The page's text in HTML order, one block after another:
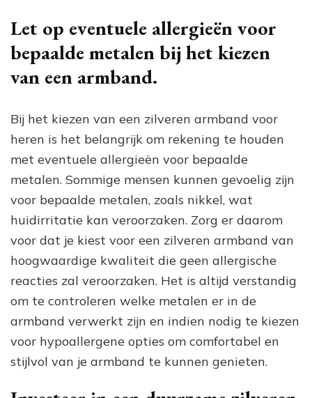
Let op eventuele allergieën voor
bepaalde metalen bij het kiezen
van een armband.
Bij het kiezen van een zilveren armband voor
heren is het belangrijk om rekening te houden
met eventuele allergieën voor bepaalde
metalen. Sommige mensen kunnen gevoelig zijn
voor bepaalde metalen, zoals nikkel, wat
huidirritatie kan veroorzaken. Zorg er daarom
voor dat je kiest voor een zilveren armband van
hoogwaardige kwaliteit die geen allergische
reacties zal veroorzaken. Het is altijd verstandig
om te controleren welke metalen er in de
armband verwerkt zijn en indien nodig te kiezen
voor hypoallergene opties om comfortabel en
stijlvol van je armband te kunnen genieten.